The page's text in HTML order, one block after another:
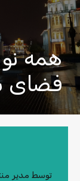
همه
فضای
توسط مدیر